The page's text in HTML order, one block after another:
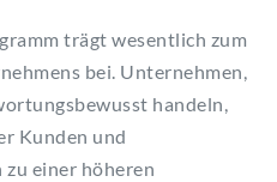
trägt wesentlich zum
bei. Unternehmen,
handeln,
Kunden und
einer höheren